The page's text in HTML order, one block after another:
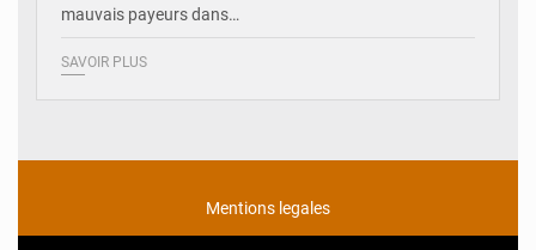
mauvais payeurs dans…
SAVOIR PLUS
Mentions legales